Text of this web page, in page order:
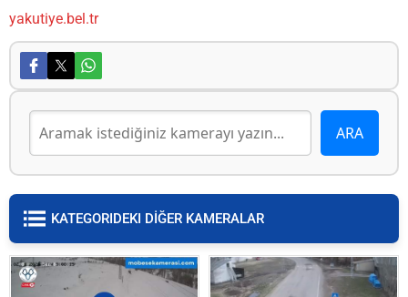
yakutiye.bel.tr
KATEGORIDEKI DİĞER KAMERALAR